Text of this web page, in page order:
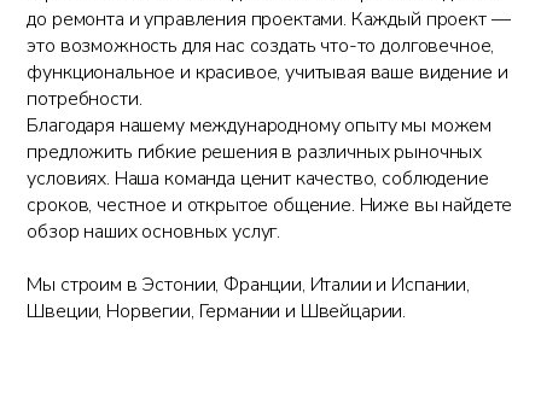
до ремонта и управления проектами. Каждый проект —
это возможность для нас создать что-то долговечное,
функциональное и красивое, учитывая ваше видение и
потребности.
Благодаря нашему международному опыту мы можем
предложить гибкие решения в различных рыночных
условиях. Наша команда ценит качество, соблюдение
сроков, честное и открытое общение. Ниже вы найдете
обзор наших основных услуг.
Мы строим в Эстонии, Франции, Италии и Испании,
Швеции, Норвегии, Германии и Швейцарии.